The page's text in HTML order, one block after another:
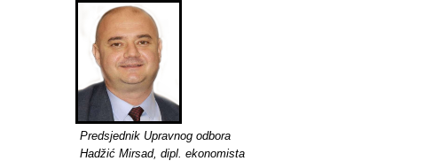
Predsjednik Upravnog odbora
Hadžić Mirsad, dipl. ekonomista